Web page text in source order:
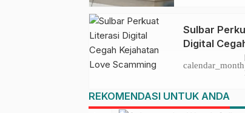
Sulbar
Digital
Kejahatan
Scamming
calendar_month
REKOMENDASI UNTUK ANDA